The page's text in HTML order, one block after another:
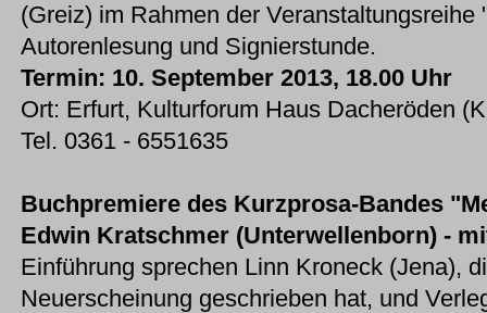
(Greiz) im Rahmen der Veranstaltungsreihe
Autorenlesung und Signierstunde.
Termin: 10. September 2013, 18.00 Uhr
Ort: Erfurt, Kulturforum Haus Dacheröden
Tel. 0361 - 6551635
Buchpremiere des Kurzprosa-Bandes
Edwin Kratschmer (Unterwellenborn) -
Einführung sprechen Linn Kroneck (Jena),
Neuerscheinung geschrieben hat, und